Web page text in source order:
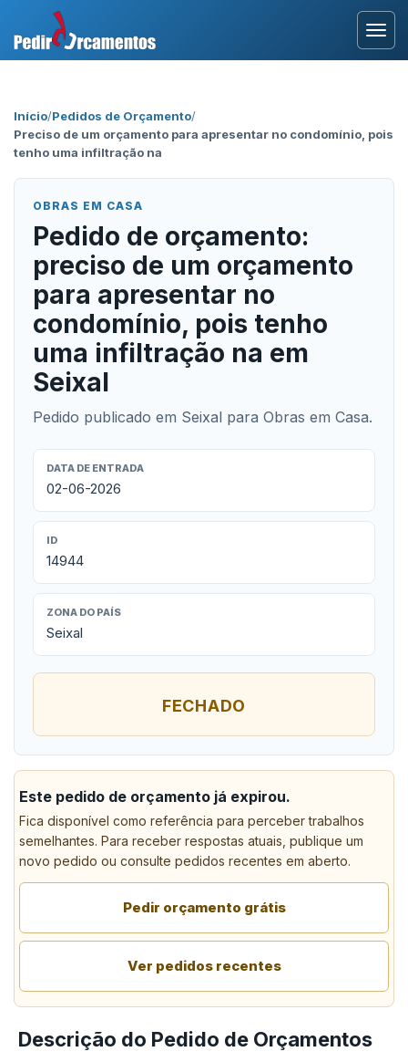
Início/Pedidos de Orçamento/
Preciso de um orçamento para apresentar no condomínio, pois
tenho uma infiltração na
OBRAS EM CASA
Pedido de orçamento:
preciso de um orçamento
para apresentar no
condomínio, pois tenho
uma infiltração na em
Seixal
Pedido publicado em Seixal para Obras em Casa.
DATA DE ENTRADA
02-06-2026
ID
14944
ZONA DO PAÍS
Seixal
FECHADO
Este pedido de orçamento já expirou.
Fica disponível como referência para perceber trabalhos
semelhantes. Para receber respostas atuais, publique um
novo pedido ou consulte pedidos recentes em aberto.
Pedir orçamento grátis
Ver pedidos recentes
Descrição do Pedido de Orçamentos
Área Profissional
Testemunhos